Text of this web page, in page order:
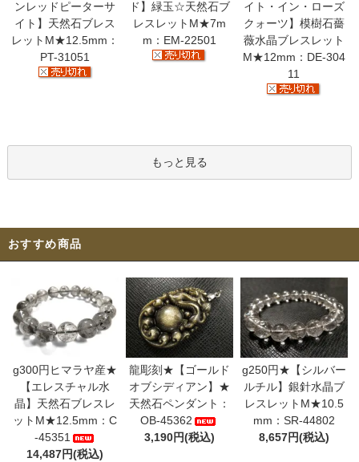
ンレッドピーターサ
イト】天然石ブレス
レットM★12.5mm：
PT-31051
ド】緑玉☆天然石ブ
レスレットM★7m
m：EM-22501
イト・イン・ローズ
クォーツ】模樹石薔
薇水晶ブレスレット
M★12mm：DE-304
11
もっと見る
おすすめ商品
g300円ヒマラヤ産★
【エレスチャル水
晶】天然石ブレスレ
ットM★12.5mm：C
-45351
14,487円(税込)
龍彫刻★【ゴールド
オブシディアン】★
天然石ペンダント：
OB-45362
3,190円(税込)
g250円★【シルバー
ルチル】銀針水晶ブ
レスレットM★10.5
mm：SR-44802
8,657円(税込)